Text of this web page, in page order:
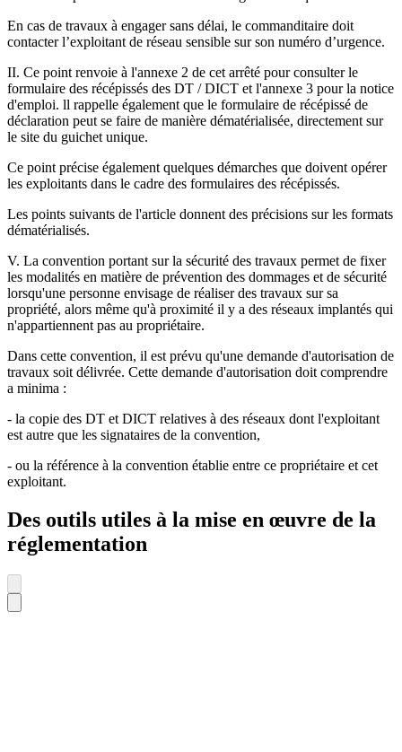
En cas de travaux à engager sans délai, le commanditaire doit
contacter l’exploitant de réseau sensible sur son numéro d’urgence.
II. Ce point renvoie à l'annexe 2 de cet arrêté pour consulter le
formulaire des récépissés des DT / DICT et l'annexe 3 pour la notice
d'emploi. ll rappelle également que le formulaire de récépissé de
déclaration peut se faire de manière dématérialisée, directement sur
le site du guichet unique.
Ce point précise également quelques démarches que doivent opérer
les exploitants dans le cadre des formulaires des récépissés.
Les points suivants de l'article donnent des précisions sur les formats
dématérialisés.
V. La convention portant sur la sécurité des travaux permet de fixer
les modalités en matière de prévention des dommages et de sécurité
lorsqu'une personne envisage de réaliser des travaux sur sa
propriété, alors même qu'à proximité il y a des réseaux implantés qui
n'appartiennent pas au propriétaire.
Dans cette convention, il est prévu qu'une demande d'autorisation de
travaux soit délivrée. Cette demande d'autorisation doit comprendre
a minima :
- la copie des DT et DICT relatives à des réseaux dont l'exploitant
est autre que les signataires de la convention,
- ou la référence à la convention établie entre ce propriétaire et cet
exploitant.
Des outils utiles à la mise en œuvre de la
réglementation